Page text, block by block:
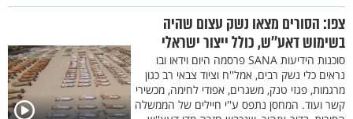
צפו: הסורים מצאו נשק עצום שהיה
בשימוש דאע''ש, כולל ייצור ישראלי
סוכנות הידיעות SANA פרסמה היום וידאו ובו
נראים כלי נשק רבים, אמל''ח וציוד צבאי רב כגון
מרגמות, פגזי טנק, משגרים, אפודי לחימה, מכשירי
קשר ועוד. המחסן נתפס ע''י חיילים של הממשלה